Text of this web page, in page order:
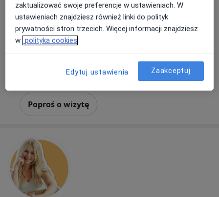
Adres 1 Adres 2 Online
Konsultacja dietetyczna
Specjalista nie oferuje umawiania online pod tym adresem.
Poproś o wizytę
zaktualizować swoje preferencje w ustawieniach. W
ustawieniach znajdziesz również linki do polityk
prywatności stron trzecich. Więcej informacji znajdziesz
w polityka cookies
Edytuj ustawienia Zaakceptuj